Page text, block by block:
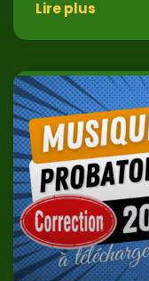
Lire plus